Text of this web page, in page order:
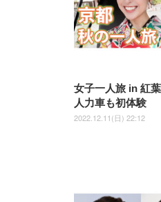
ナイロン樹脂ベース 通気
ッシュ 在宅ワーク H-
WY01(黒網+黒枠+黒足)
女子一人旅 in 紅葉
人力車も初体験
2022.12.11(日) 22:12